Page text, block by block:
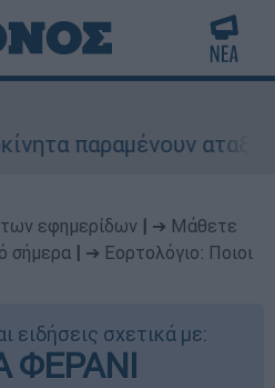
αταξινόμητα -
εφημερίδων
➔ Μάθετε
σήμερα
➔ Εορτολόγιο: Ποιοι
ειδήσεις σχετικά με:
ΦΕΡΑΝΙ